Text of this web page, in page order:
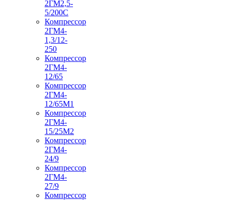
2ГМ2,5-
5/200С
Компрессор
2ГМ4-
1,3/12-
250
Компрессор
2ГМ4-
12/65
Компрессор
2ГМ4-
12/65М1
Компрессор
2ГМ4-
15/25М2
Компрессор
2ГМ4-
24/9
Компрессор
2ГМ4-
27/9
Компрессор